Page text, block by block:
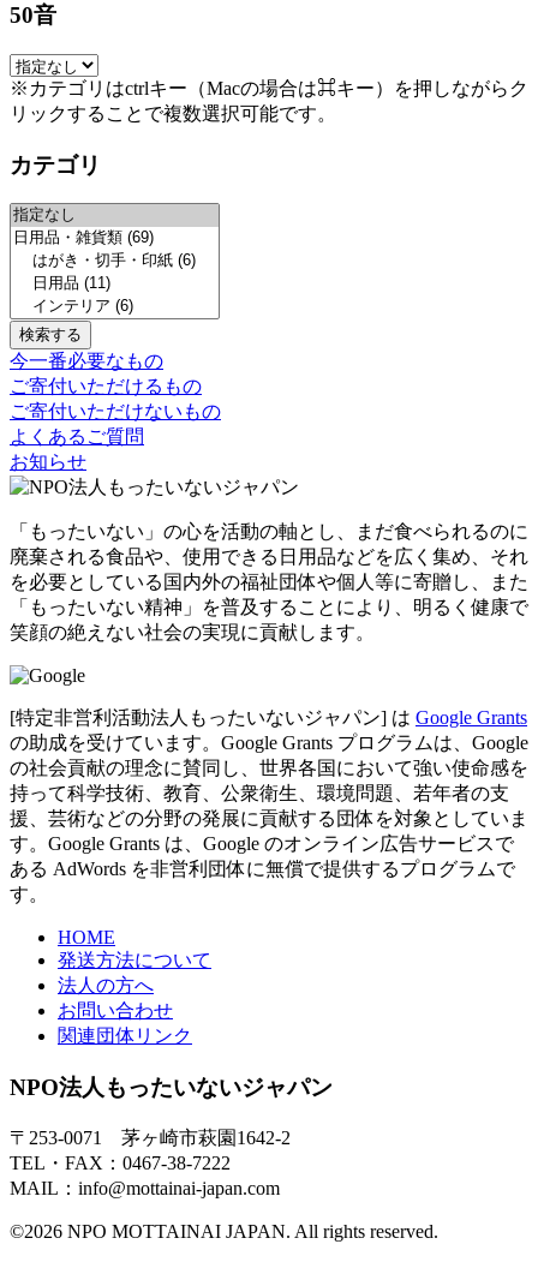
50音
※カテゴリはctrlキー（Macの場合は⌘キー）を押しながらク
リックすることで複数選択可能です。
カテゴリ
今一番必要なもの
ご寄付いただけるもの
ご寄付いただけないもの
よくあるご質問
お知らせ
「もったいない」の心を活動の軸とし、まだ食べられるのに
廃棄される食品や、使用できる日用品などを広く集め、それ
を必要としている国内外の福祉団体や個人等に寄贈し、また
「もったいない精神」を普及することにより、明るく健康で
笑顔の絶えない社会の実現に貢献します。
[特定非営利活動法人もったいないジャパン] は Google Grants
の助成を受けています。Google Grants プログラムは、Google
の社会貢献の理念に賛同し、世界各国において強い使命感を
持って科学技術、教育、公衆衛生、環境問題、若年者の支
援、芸術などの分野の発展に貢献する団体を対象としていま
す。Google Grants は、Google のオンライン広告サービスで
ある AdWords を非営利団体に無償で提供するプログラムで
す。
HOME
発送方法について
法人の方へ
お問い合わせ
関連団体リンク
NPO法人もったいないジャパン
〒253-0071 茅ヶ崎市萩園1642-2
TEL・FAX：0467-38-7222
MAIL：info@mottainai-japan.com
©2026 NPO MOTTAINAI JAPAN. All rights reserved.